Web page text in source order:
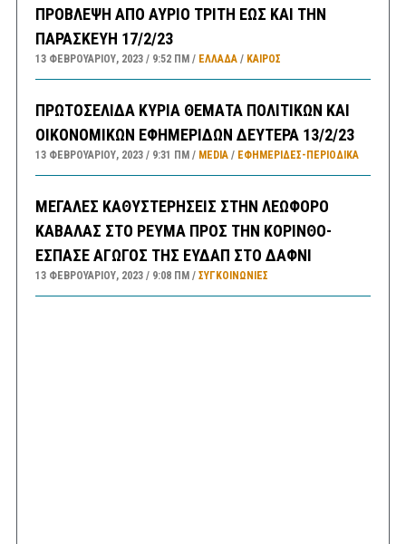
ΠΡΟΒΛΕΨΗ ΑΠΟ ΑΥΡΙΟ ΤΡΙΤΗ ΕΩΣ ΚΑΙ ΤΗΝ
ΠΑΡΑΣΚΕΥΗ 17/2/23
13 ΦΕΒΡΟΥΑΡΊΟΥ, 2023 9:52 ΠΜ ΕΛΛΑΔA/ ΚΑΙΡΌΣ
ΠΡΩΤΟΣΕΛΙΔΑ ΚΥΡΙΑ ΘΕΜΑΤΑ ΠΟΛΙΤΙΚΩΝ ΚΑΙ
ΟΙΚΟΝΟΜΙΚΩΝ ΕΦΗΜΕΡΙΔΩΝ ΔΕΥΤΕΡΑ 13/2/23
13 ΦΕΒΡΟΥΑΡΊΟΥ, 2023 9:31 ΠΜ MEDIA/ ΕΦΗΜΕΡΊΔΕΣ-ΠΕΡΙΟΔΙΚΆ
ΜΕΓΑΛΕΣ ΚΑΘΥΣΤΕΡΗΣΕΙΣ ΣΤΗΝ ΛΕΩΦΟΡΟ
ΚΑΒΑΛΑΣ ΣΤΟ ΡΕΥΜΑ ΠΡΟΣ ΤΗΝ ΚΟΡΙΝΘΟ-
ΕΣΠΑΣΕ ΑΓΩΓΟΣ ΤΗΣ ΕΥΔΑΠ ΣΤΟ ΔΑΦΝΙ
13 ΦΕΒΡΟΥΑΡΊΟΥ, 2023 9:08 ΠΜ ΣΥΓΚΟΙΝΩΝΊΕΣ